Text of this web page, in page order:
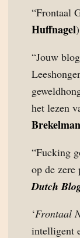
“Frontaal
Huffnagel)
“Jouw
het lezen
“Fucking
op de
Dutch
‘Frontaal
intelligent